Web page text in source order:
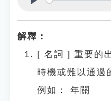
解釋：
[ 名詞 ] 重要的
時機或難以通過
例如：
年關